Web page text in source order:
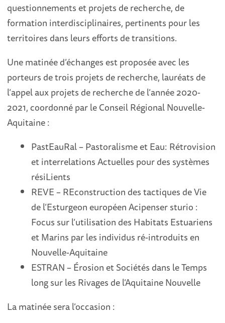
questionnements et projets de recherche, de
formation interdisciplinaires, pertinents pour les
territoires dans leurs efforts de transitions.
Une matinée d’échanges est proposée avec les
porteurs de trois projets de recherche, lauréats de
l’appel aux projets de recherche de l’année 2020-
2021, coordonné par le Conseil Régional Nouvelle-
Aquitaine :
PastEauRal – Pastoralisme et Eau: Rétrovision
et interrelations Actuelles pour des systèmes
résiLients
REVE – REconstruction des tactiques de Vie
de l’Esturgeon européen Acipenser sturio :
Focus sur l’utilisation des Habitats Estuariens
et Marins par les individus ré-introduits en
Nouvelle-Aquitaine
ESTRAN – Érosion et Sociétés dans le Temps
long sur les Rivages de l’Aquitaine Nouvelle
La matinée sera l’occasion :